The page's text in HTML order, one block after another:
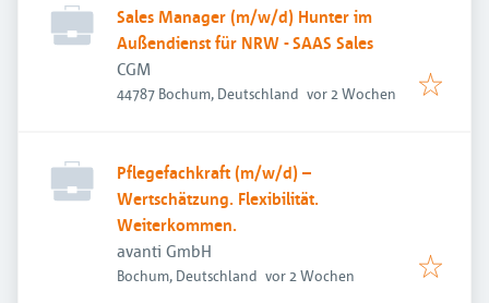
Sales Manager (m/w/d) Hunter im
Außendienst für NRW - SAAS Sales
CGM
44787 Bochum, Deutschland Veröffentlicht
vor 2 Wochen
Pflegefachkraft (m/w/d) –
Wertschätzung. Flexibilität.
Weiterkommen.
avanti GmbH
Bochum, Deutschland Veröffentlicht
vor 2 Wochen